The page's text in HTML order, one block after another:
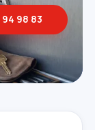
94 98 83